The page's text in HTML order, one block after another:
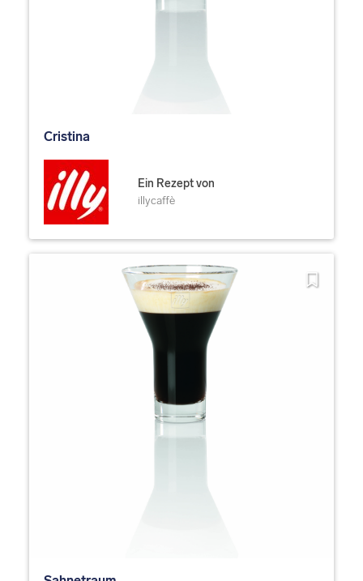
Cristina
Ein Rezept von
illycaffè